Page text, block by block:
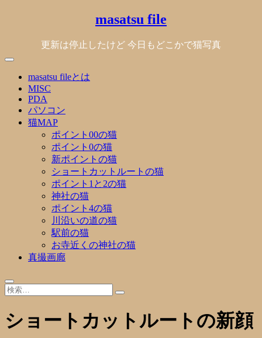
masatsu file
更新は停止したけど 今日もどこかで猫写真
masatsu fileとは
MISC
PDA
パソコン
猫MAP
ポイント00の猫
ポイント0の猫
新ポイントの猫
ショートカットルートの猫
ポイント1と2の猫
神社の猫
ポイント4の猫
川沿いの道の猫
駅前の猫
お寺近くの神社の猫
真撮画廊
ショートカットルートの新顔